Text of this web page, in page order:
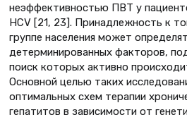
неэффективностью ПВТ у
HCV [21, 23]. Принадлежность к
группе населения может
детерминированных факторов,
поиск которых активно
Основной целью таких
оптимальных схем терапии
гепатитов в зависимости от